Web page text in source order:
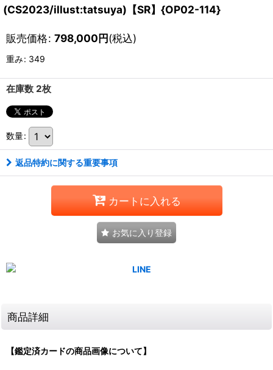
(CS2023/illust:tatsuya)【SR】{OP02-114}
販売価格: 798,000円(税込)
重み: 349
在庫数 2枚
数量:
返品特約に関する重要事項
カートに入れる
お気に入り登録
商品詳細
【鑑定済カードの商品画像について】